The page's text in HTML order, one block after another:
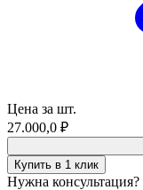
Цена за шт.
27.000,0 ₽
Купить в 1 клик
Нужна консультация?